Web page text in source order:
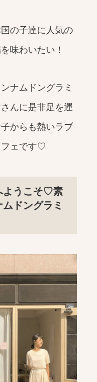
の子達に人気の
味わいたい！
ナムドングラミ
んに是非足を運
からも熱いラブ
フェです♡
ようこそ♡素
ドングラミ